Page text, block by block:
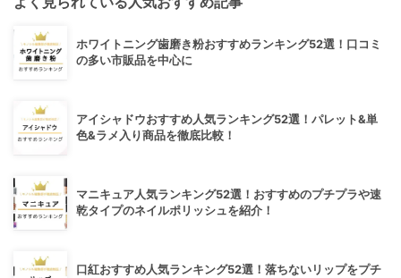
ホワイトニング歯磨き粉おすすめランキング52選！口コミ
の多い市販品を中心に
アイシャドウおすすめ人気ランキング52選！パレット&単
色&ラメ入り商品を徹底比較！
マニキュア人気ランキング52選！おすすめのプチプラや速
乾タイプのネイルポリッシュを紹介！
口紅おすすめ人気ランキング52選！落ちないリップをプチ